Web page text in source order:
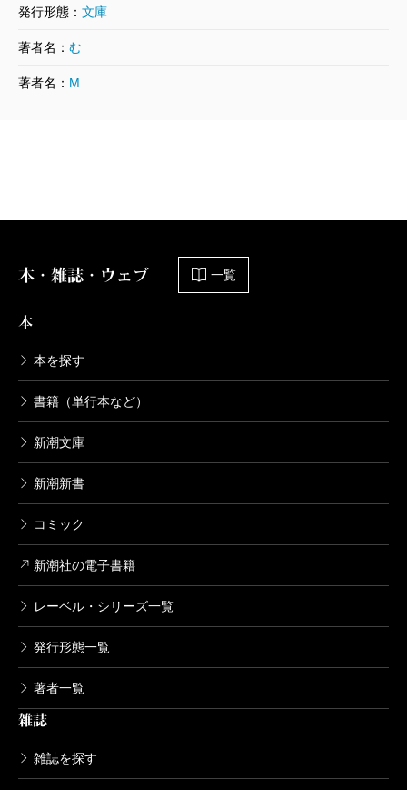
発行形態： 文庫
著者名： む
著者名： M
本・雑誌・ウェブ 一覧
本
本を探す
書籍（単行本など）
新潮文庫
新潮新書
コミック
新潮社の電子書籍
レーベル・シリーズ一覧
発行形態一覧
著者一覧
雑誌
雑誌を探す